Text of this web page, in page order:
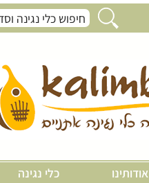
אודותינו כלי נגינה